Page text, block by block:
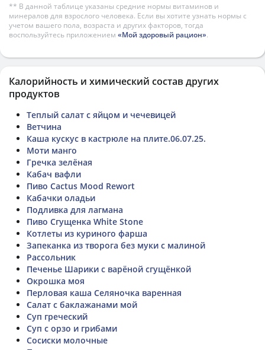
** В данной таблице указаны средние нормы витаминов и
минералов для взрослого человека. Если вы хотите узнать нормы с
учетом вашего пола, возраста и других факторов, тогда
воспользуйтесь приложением «Мой здоровый рацион».
Калорийность и химический состав других
продуктов
Теплый салат с яйцом и чечевицей
Ветчина
Каша кускус в кастрюле на плите.06.07.25.
Моти манго
Гречка зелёная
Кабач вафли
Пиво Cactus Mood Rewort
Кабачки оладьи
Подливка для лагмана
Пиво Сгущенка White Stone
Котлеты из куриного фарша
Запеканка из творога без муки с малиной
Рассольник
Печенье Шарики с варёной сгущёнкой
Окрошка моя
Перловая каша Селяночка варенная
Салат с баклажанами мой
Суп греческий
Суп с орзо и грибами
Сосиски молочные